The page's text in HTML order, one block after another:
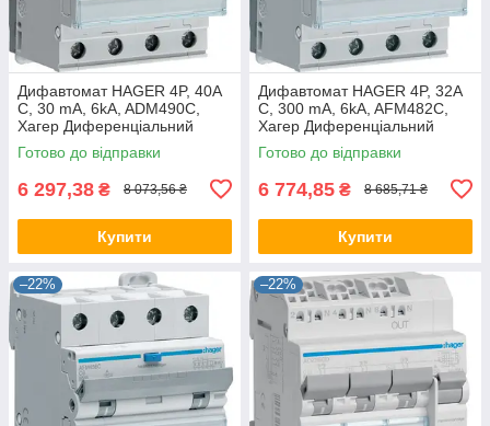
Дифавтомат HAGER 4P, 40A
C, 30 mA, 6kA, ADM490C,
Хагер Диференціальний
автоматичний вимикач, АВДТ
Готово до відправки
6 297,38 ₴ 8 073,56 ₴
Купити
Дифавтомат HAGER 4P, 32A
C, 300 mA, 6kA, AFM482C,
Хагер Диференціальний
автоматичний вимикач, АВДТ
Готово до відправки
6 774,85 ₴ 8 685,71 ₴
Купити
–22% –22%